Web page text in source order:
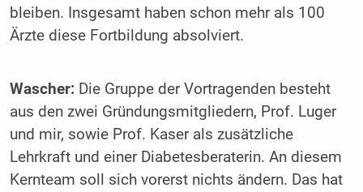
bleiben. Insgesamt haben schon mehr als 100
Ärzte diese Fortbildung absolviert.
Wascher: Die Gruppe der Vortragenden besteht
aus den zwei Gründungsmitgliedern, Prof. Luger
und mir, sowie Prof. Kaser als zusätzliche
Lehrkraft und einer Diabetesberaterin. An diesem
Kernteam soll sich vorerst nichts ändern. Das hat